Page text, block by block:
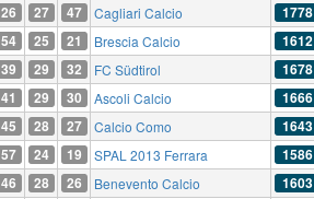
26 27 47 Cagliari Calcio 1778
54 25 21 Brescia Calcio 1612
39 29 32 FC Südtirol 1678
41 29 30 Ascoli Calcio 1666
45 28 27 Calcio Como 1643
57 24 19 SPAL 2013 Ferrara 1586
46 28 26 Benevento Calcio 1603